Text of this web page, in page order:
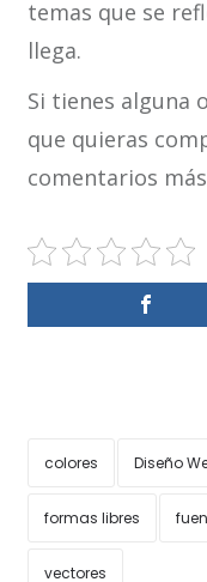
temas que se
llega.
Si tienes alguna
que quieras
comentarios
colores Diseño
formas libres
vectores